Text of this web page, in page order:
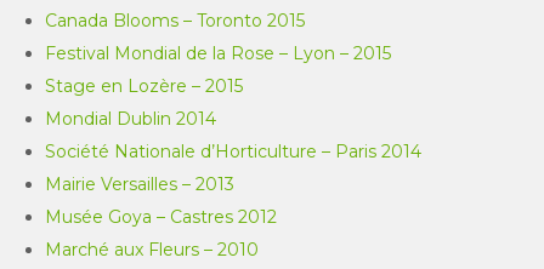
Canada Blooms – Toronto 2015
Festival Mondial de la Rose – Lyon – 2015
Stage en Lozère – 2015
Mondial Dublin 2014
Société Nationale d’Horticulture – Paris 2014
Mairie Versailles – 2013
Musée Goya – Castres 2012
Marché aux Fleurs – 2010